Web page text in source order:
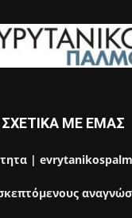
ΣΧΕΤΙΚΑ ΜΕ ΕΜΑΣ
|